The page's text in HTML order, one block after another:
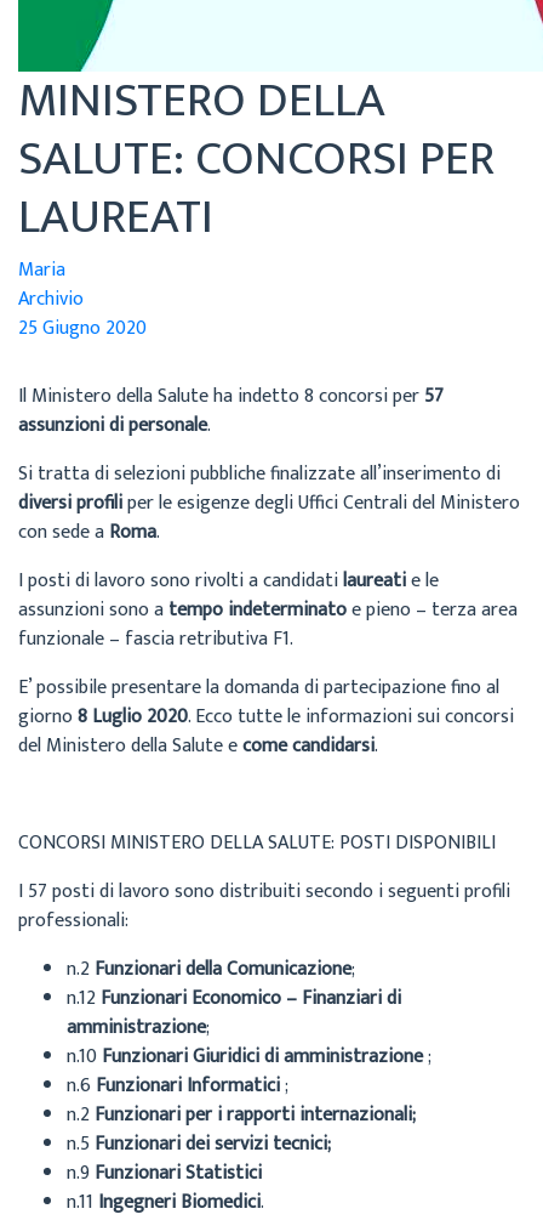
MINISTERO DELLA
SALUTE: CONCORSI PER
LAUREATI
Maria
Archivio
25 Giugno 2020
Il Ministero della Salute ha indetto 8 concorsi per57
assunzionidi personale.
Si tratta di selezioni pubbliche finalizzate all’inserimento di
diversi profiliper le esigenze degli Uffici Centrali del Ministero
con sede aRoma.
I posti di lavoro sono rivolti a candidatilaureatie le
assunzioni sono atempo indeterminatoe pieno – terza area
funzionale – fascia retributiva F1.
E’ possibile presentare la domanda di partecipazione fino al
giorno8 Luglio 2020. Ecco tutte le informazioni sui concorsi
del Ministero della Salute ecome candidarsi.
CONCORSI MINISTERO DELLA SALUTE: POSTI DISPONIBILI
I 57 posti di lavoro sono distribuiti secondo i seguenti profili
professionali:
n.2Funzionari della Comunicazione;
n.12Funzionari Economico – Finanziari di
amministrazione;
n.10Funzionari Giuridici di amministrazione;
n.6Funzionari Informatici;
n.2Funzionari per i rapporti internazionali;
n.5Funzionari dei servizi tecnici;
n.9Funzionari Statistici
n.11 Ingegneri Biomedici.